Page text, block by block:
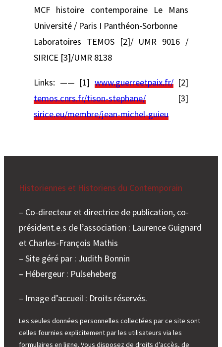
MCF histoire contemporaine Le Mans
Université / Paris I Panthéon-Sorbonne
Laboratoires TEMOS [2]/ UMR 9016 /
SIRICE [3]/UMR 8138
Links: —— [1] www.guerreetpaix.fr/[2]
temos.cnrs.fr/tison-stephane/ [3]
sirice.eu/membre/jean-michel-guieu
Historiennes et Historiens du Contemporain
– Co-directeur et directrice de publication, co-
président.e.s de l’association : Laurence Guignard
et Charles-François Mathis
– Site géré par : Judith Bonnin
– Hébergeur : Pulseheberg
– Image d’accueil : Droits réservés.
Les seules données personnelles collectées par ce site sont
celles fournies explicitement par les utilisateurs via les
formulaires en ligne. Vous disposez de droits d’accès, de